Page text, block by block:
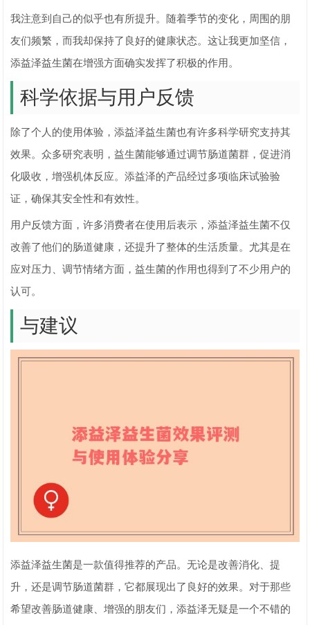
我注意到自己的似乎也有所提升。随着季节的变化，周围的朋
友们频繁，而我却保持了良好的健康状态。这让我更加坚信，
添益泽益生菌在增强方面确实发挥了积极的作用。
科学依据与用户反馈
除了个人的使用体验，添益泽益生菌也有许多科学研究支持其
效果。众多研究表明，益生菌能够通过调节肠道菌群，促进消
化吸收，增强机体反应。添益泽的产品经过多项临床试验验
证，确保其安全性和有效性。
用户反馈方面，许多消费者在使用后表示，添益泽益生菌不仅
改善了他们的肠道健康，还提升了整体的生活质量。尤其是在
应对压力、调节情绪方面，益生菌的作用也得到了不少用户的
认可。
与建议
添益泽益生菌是一款值得推荐的产品。无论是改善消化、提
升，还是调节肠道菌群，它都展现出了良好的效果。对于那些
希望改善肠道健康、增强的朋友们，添益泽无疑是一个不错的